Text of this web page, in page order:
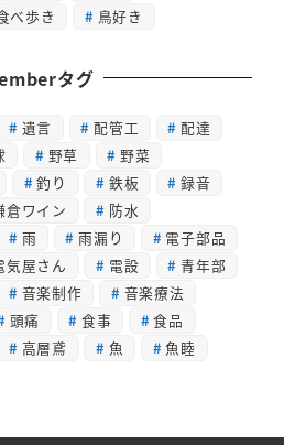
べ歩き 鳥好き
タグ
遺言 配管工
配達
野草
野菜
釣り 鉄板
録音
倉ワイン
防水
雨 雨漏り
電子部品
気屋さん 電設
青年部
音楽制作
音楽療法
頭痛 食事
食品
高層鳶 魚
魚睦